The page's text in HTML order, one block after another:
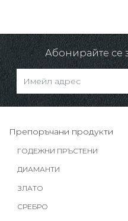
Абонирайте се
Препоръчани продукти
ГОДЕЖНИ ПРЪСТЕНИ
ДИАМАНТИ
ЗЛАТО
СРЕБРО